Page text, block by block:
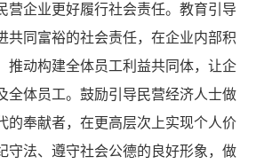
营企业更好履行社会责任。教育引导
共同富裕的社会责任，在企业内部积
推动构建全体员工利益共同体，让企
全体员工。鼓励引导民营经济人士做
的奉献者，在更高层次上实现个人价
守法、遵守社会公德的良好形象，做